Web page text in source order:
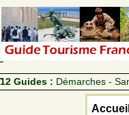
12 Guides : Démarches -
Accueil